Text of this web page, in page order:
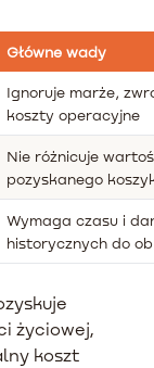
Główne wady
Ignoruje marże,
koszty operacyjne
Nie różnicuje
pozyskanego
Wymaga czasu i
historycznych do
życiowej,
koszt